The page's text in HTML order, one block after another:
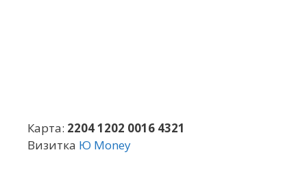
Карта: 2204 1202 0016 4321
Визитка Ю Money